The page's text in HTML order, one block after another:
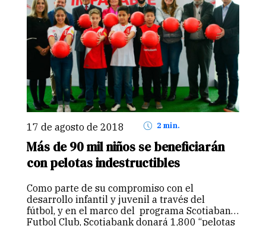
17 de agosto de 2018 2 min.
Más de 90 mil niños se beneficiarán
con pelotas indestructibles
Como parte de su compromiso con el
desarrollo infantil y juvenil a través del
fútbol, y en el marco del programa Scotiabank
Futbol Club, Scotiabank donará 1,800 “pelotas